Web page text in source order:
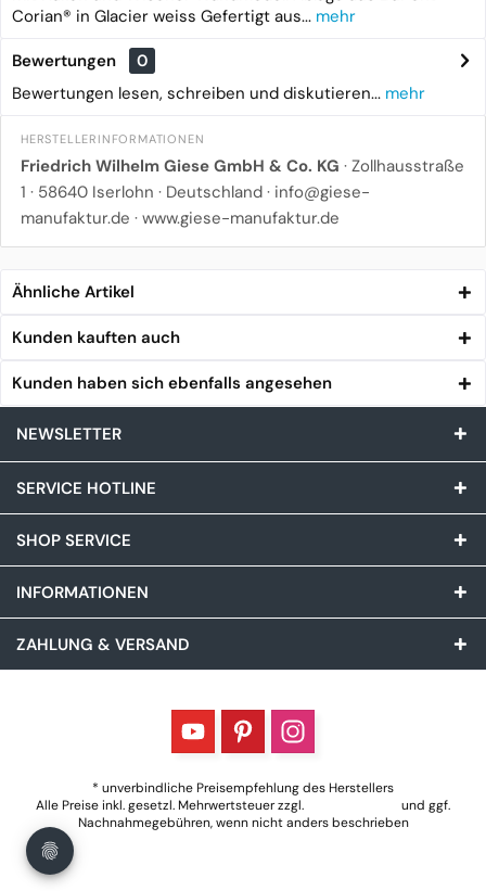
Corian® in Glacier weiss Gefertigt aus... mehr
Bewertungen
0
Bewertungen lesen, schreiben und diskutieren... mehr
HERSTELLERINFORMATIONEN
Friedrich Wilhelm Giese GmbH & Co. KG · Zollhausstraße
1 · 58640 Iserlohn · Deutschland · info@giese-
manufaktur.de · www.giese-manufaktur.de
Ähnliche Artikel
Kunden kauften auch
Kunden haben sich ebenfalls angesehen
NEWSLETTER
SERVICE HOTLINE
SHOP SERVICE
INFORMATIONEN
ZAHLUNG & VERSAND
* unverbindliche Preisempfehlung des Herstellers
Alle Preise inkl. gesetzl. Mehrwertsteuer zzgl.
und ggf.
Nachnahmegebühren, wenn nicht anders beschrieben